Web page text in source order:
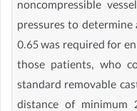
noncompressible
pressures to determine
0.65 was required for
those patients, who
standard removable
distance of